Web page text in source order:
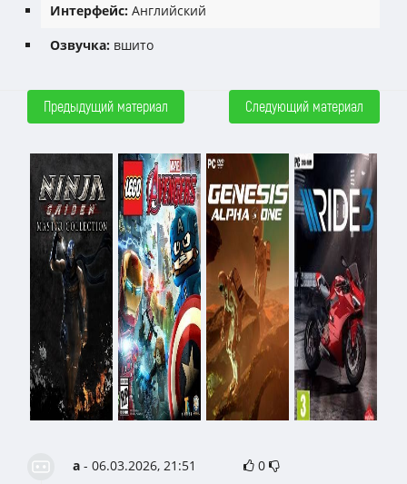
Интерфейс: Английский
Озвучка: вшито
Предыдущий материал Следующий материал
а - 06.03.2026, 21:51 0